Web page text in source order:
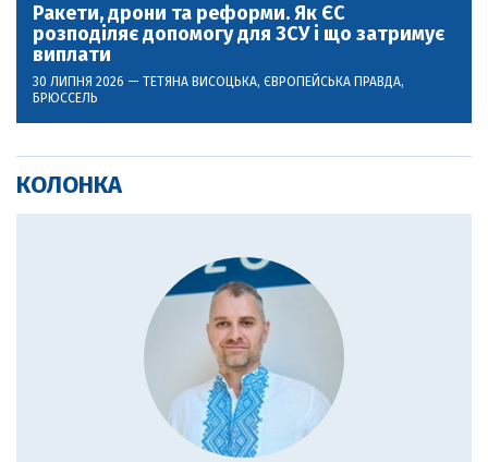
Ракети, дрони та реформи. Як ЄС
розподіляє допомогу для ЗСУ і що затримує
виплати
30 ЛИПНЯ 2026 — ТЕТЯНА ВИСОЦЬКА, ЄВРОПЕЙСЬКА ПРАВДА,
БРЮССЕЛЬ
КОЛОНКА